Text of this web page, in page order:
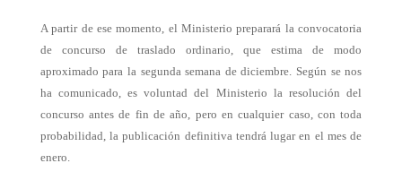
A partir de ese momento, el Ministerio preparará la convocatoria
de concurso de traslado ordinario, que estima de modo
aproximado para la segunda semana de diciembre. Según se nos
ha comunicado, es voluntad del Ministerio la resolución del
concurso antes de fin de año, pero en cualquier caso, con toda
probabilidad, la publicación definitiva tendrá lugar en el mes de
enero.